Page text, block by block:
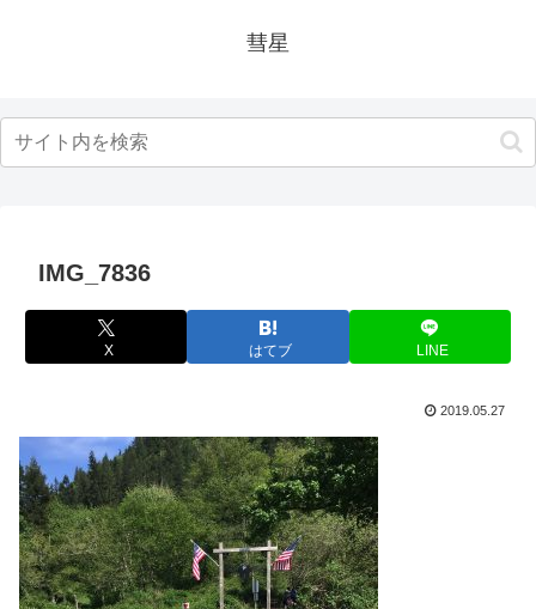
彗星
IMG_7836
X はてブ LINE
2019.05.27